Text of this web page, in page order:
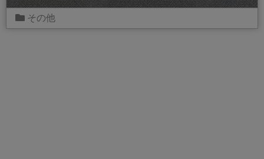
その他